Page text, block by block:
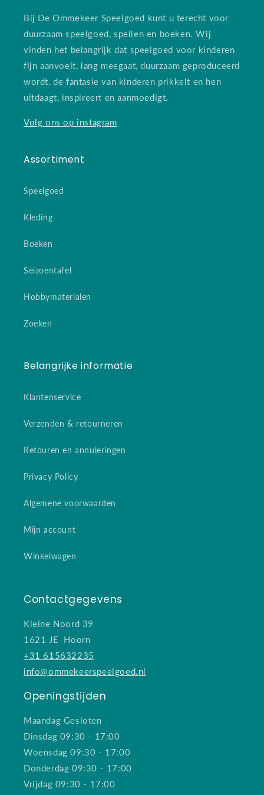
Bij De Ommekeer Speelgoed kunt u terecht voor
duurzaam speelgoed, spellen en boeken. Wij
vinden het belangrijk dat speelgoed voor kinderen
fijn aanvoelt, lang meegaat, duurzaam geproduceerd
wordt, de fantasie van kinderen prikkelt en hen
uitdaagt, inspireert en aanmoedigt.
Volg ons op instagram
Assortiment
Speelgoed
Kleding
Boeken
Seizoentafel
Hobbymaterialen
Zoeken
Belangrijke informatie
Klantenservice
Verzenden & retourneren
Retouren en annuleringen
Privacy Policy
Algemene voorwaarden
Mijn account
Winkelwagen
Contactgegevens
Kleine Noord 39
1621 JE Hoorn
+31 615632235
info@ommekeerspeelgoed.nl
Openingstijden
Maandag Gesloten
Dinsdag 09:30 - 17:00
Woensdag 09:30 - 17:00
Donderdag 09:30 - 17:00
Vrijdag 09:30 - 17:00